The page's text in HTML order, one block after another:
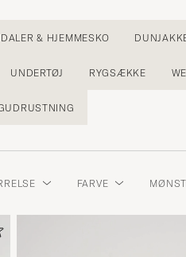
& HJEMMESKO
UNDERTØJ RYGSÆKKE
FARVE